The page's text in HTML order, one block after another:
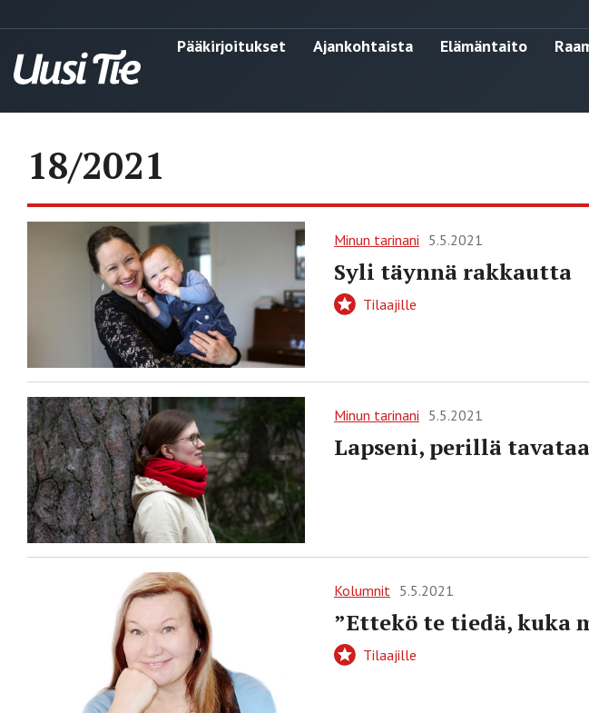
Pääkirjoitukset Ajankohtaista Elämäntaito
18/2021
Minun tarinani 5.5.2021
Syli täynnä rakkautta
Tilaajille
Minun tarinani 5.5.2021
Lapseni, perillä
Kolumnit 5.5.2021
”Ettekö te tiedä, kuka
Tilaajille